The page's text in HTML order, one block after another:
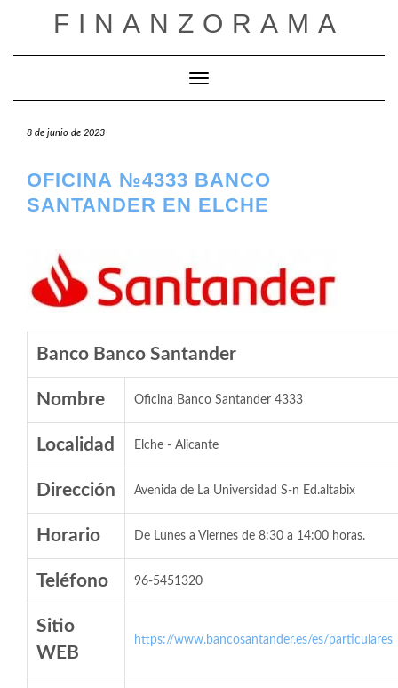
FINANZORAMA
Cambiar modo de navegación
8 de junio de 2023
OFICINA №4333 BANCO
SANTANDER EN ELCHE
Banco Banco Santander
Nombre Oficina Banco Santander 4333
Localidad Elche - Alicante
Dirección Avenida de La Universidad S-n Ed.altabix
Horario De Lunes a Viernes de 8:30 a 14:00 horas.
Teléfono 96-5451320
Sitio
WEB
https://www.bancosantander.es/es/particulares